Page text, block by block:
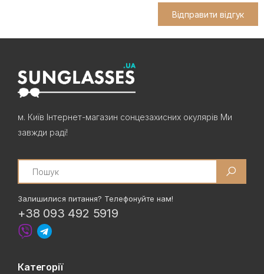
Відправити відгук
м. Київ Інтернет-магазин сонцезахисних окулярів Ми
завжди раді!
Search
Залишилися питання? Телефонуйте нам!
+38 093 492 5919
Категорії